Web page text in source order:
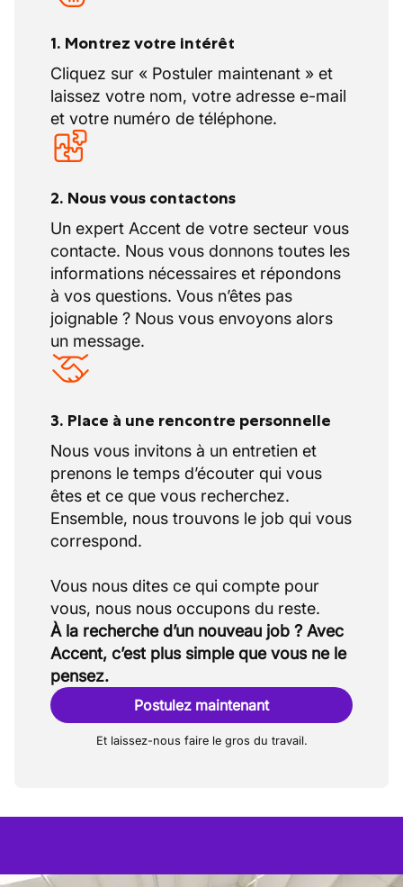
1. Montrez votre intérêt
Cliquez sur « Postuler maintenant » et
laissez votre nom, votre adresse e-mail
et votre numéro de téléphone.
2. Nous vous contactons
Un expert Accent de votre secteur vous
contacte. Nous vous donnons toutes les
informations nécessaires et répondons
à vos questions. Vous n’êtes pas
joignable ? Nous vous envoyons alors
un message.
3. Place à une rencontre personnelle
Nous vous invitons à un entretien et
prenons le temps d’écouter qui vous
êtes et ce que vous recherchez.
Ensemble, nous trouvons le job qui vous
correspond.
Vous nous dites ce qui compte pour
À la recherche d’un nouveau job ? Avec
Accent, c’est plus simple que vous ne le
pensez.
Postulez maintenant
Et laissez-nous faire le gros du travail.